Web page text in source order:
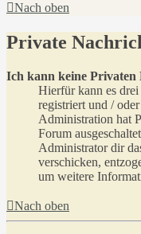
Nach oben
Private
Ich kann keine Privaten
Hierfür kann es
registriert und /
Administration hat
Forum
Administrator dir
verschicken,
um weitere
Nach oben